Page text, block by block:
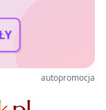
autopromocja